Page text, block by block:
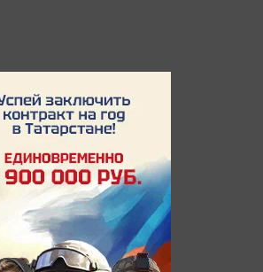
в Instagram